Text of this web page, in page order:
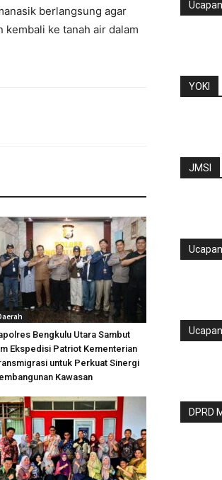
berlangsung agar
kembali ke tanah air dalam
Bengkulu Utara Sambut
Ekspedisi Patriot Kementerian
untuk Perkuat Sinergi
Kawasan
YOKI
JMSI
DPRD